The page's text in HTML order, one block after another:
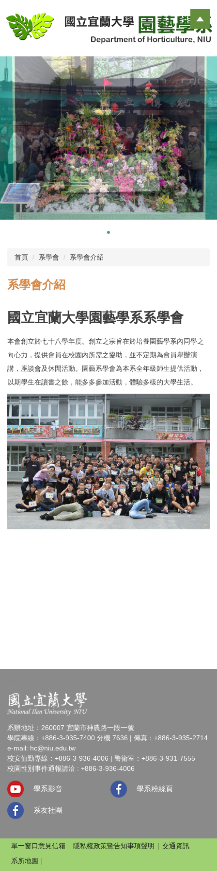
到
主
容
區
首頁 系學會 系學會介紹
系學會介紹
國立宜蘭大學園藝學系系學會
本會創立於七十八學年度。創立之宗旨在於培養園藝學系內同學之
向心力，提供會員在校園內所需之協助，並不定期為會員舉辦演
講，座談會及休閒活動。園藝系學會為本系全年級師生提供活動，
以期學生在讀書之餘，能多多參加活動，體驗多樣的大學生活。
:::
系辦地址：260007 宜蘭市神農路一段一號
學院專線：+886-3-935-7400 分機 7636 | 傳真：+886-3-935-2714
e-mail: hc@niu.edu.tw
校安值勤專線：+886-3-936-4006 | 警衛室：+886-3-931-7555
校園性別事件通報請洽 : +886-3-936-4006
學系影音 學系粉絲頁
系友社團
單一窗口意見信箱 隱私權政策暨告知事項聲明
交通資訊
系所地圖